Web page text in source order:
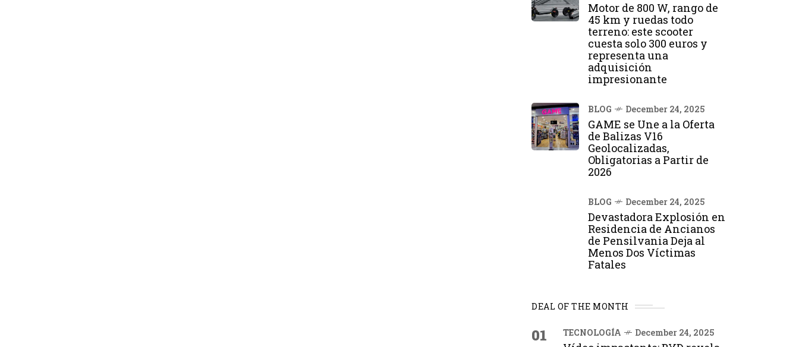
Motor de 800 W, rango de
45 km y ruedas todo
terreno: este scooter
cuesta solo 300 euros y
representa una
adquisición
impresionante
BLOG December 24, 2025
GAME se Une a la Oferta
de Balizas V16
Geolocalizadas,
Obligatorias a Partir de
2026
BLOG December 24, 2025
Devastadora Explosión en
Residencia de Ancianos
de Pensilvania Deja al
Menos Dos Víctimas
Fatales
DEAL OF THE MONTH
01 TECNOLOGÍA December 24, 2025